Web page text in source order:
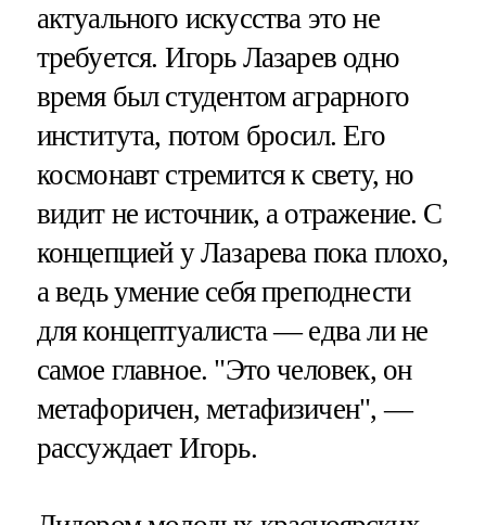
актуального искусства это не
требуется. Игорь Лазарев одно
время был студентом аграрного
института, потом бросил. Его
космонавт стремится к свету, но
видит не источник, а отражение. С
концепцией у Лазарева пока плохо,
а ведь умение себя преподнести
для концептуалиста — едва ли не
самое главное. "Это человек, он
метафоричен, метафизичен", —
рассуждает Игорь.